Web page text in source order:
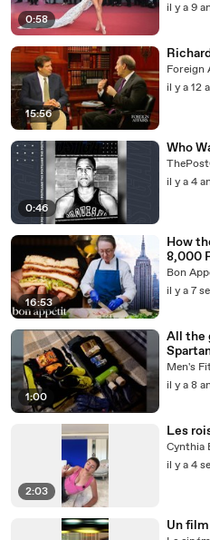
0:58
il y a 9
15:56
Foreign
il y a 12
0:46
Who
il y a 4
16:53
How
8,000
Bon
il y a 7
1:00
All the
Men's
il y a 8
2:03
Les
Cynthia
il y a 4
Un